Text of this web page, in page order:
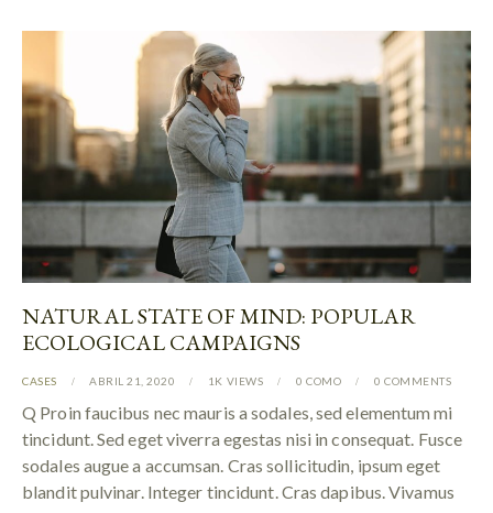
NATURAL STATE OF MIND: POPULAR
ECOLOGICAL CAMPAIGNS
CASES ABRIL 21, 2020 1K VIEWS 0 COMO 0 COMMENTS
Q Proin faucibus nec mauris a sodales, sed elementum mi
tincidunt. Sed eget viverra egestas nisi in consequat. Fusce
sodales augue a accumsan. Cras sollicitudin, ipsum eget
blandit pulvinar. Integer tincidunt. Cras dapibus. Vivamus